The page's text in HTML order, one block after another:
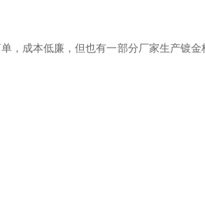
成本低廉，但也有一部分厂家生产镀金